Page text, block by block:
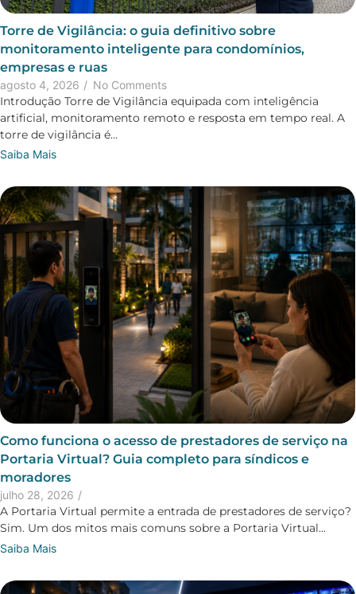
Torre de Vigilância: o guia definitivo sobre
monitoramento inteligente para condomínios,
empresas e ruas
agosto 4, 2026 / No Comments
Introdução Torre de Vigilância equipada com inteligência
artificial, monitoramento remoto e resposta em tempo real. A
torre de vigilância é...
Saiba Mais
Como funciona o acesso de prestadores de serviço na
Portaria Virtual? Guia completo para síndicos e
moradores
julho 28, 2026 /
A Portaria Virtual permite a entrada de prestadores de serviço?
Sim. Um dos mitos mais comuns sobre a Portaria Virtual...
Saiba Mais